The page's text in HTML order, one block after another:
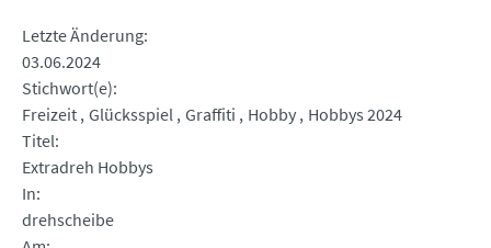
Letzte Änderung
03.06.2024
Stichwort(e)
Freizeit Glücksspiel Graffiti Hobby Hobbys 2024
Titel
Extradreh Hobbys
In
drehscheibe